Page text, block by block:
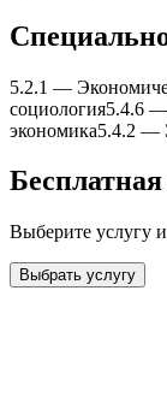
5.2.1 —
социология5.4.6 —
экономика5.4.2 —
Выберите услугу
Выбрать услугу